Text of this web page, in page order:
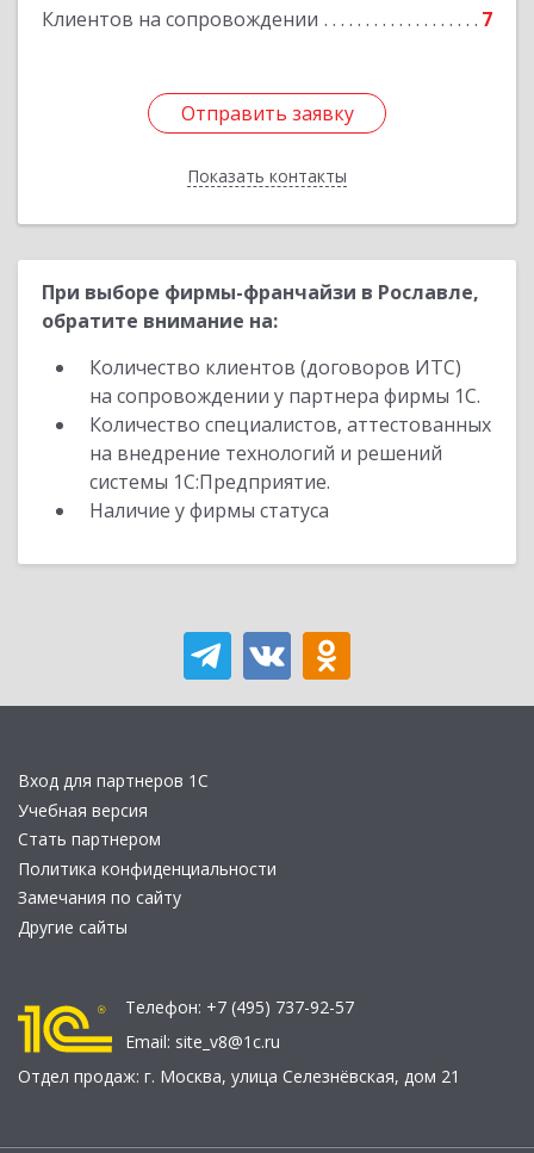
Клиентов на сопровождении 7
Отправить заявку
Показать контакты
Отправить заявку
Назад
При выборе фирмы-франчайзи в Рославле,
обратите внимание на:
Количество клиентов (договоров ИТС)
на сопровождении у партнера фирмы 1С.
Количество специалистов, аттестованных
на внедрение технологий и решений
системы 1С:Предприятие.
Наличие у фирмы статуса
Вход для партнеров 1С
Учебная версия
Стать партнером
Политика конфиденциальности
Замечания по сайту
Другие сайты
Телефон: +7 (495) 737-92-57
Email: site_v8@1c.ru
Отдел продаж: г. Москва, улица Селезнёвская, дом 21